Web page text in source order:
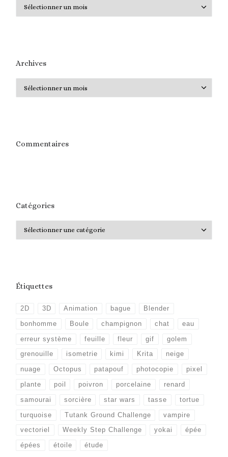
Archives
Commentaires
Catégories
Étiquettes
2D 3D Animation bague Blender
bonhomme Boule champignon chat eau
erreur système feuille fleur gif golem
grenouille isometrie kimi Krita neige
nuage Octopus patapouf photocopie pixel
plante poil poivron porcelaine renard
samourai sorcière star wars tasse tortue
turquoise Tutank Ground Challenge vampire
vectoriel Weekly Step Challenge yokai épée
épées étoile étude